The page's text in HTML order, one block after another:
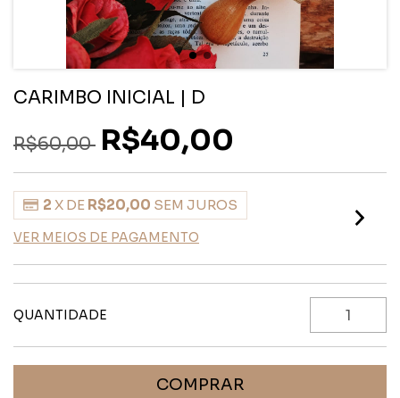
CARIMBO INICIAL | D
R$60,00 R$40,00
2 X DE R$20,00 SEM JUROS
VER MEIOS DE PAGAMENTO
QUANTIDADE